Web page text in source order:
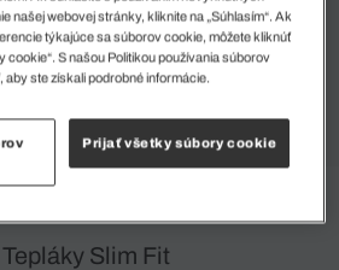
Slim Fit
našej webovej stránky, kliknite na „Súhlasím“. Ak
týkajúce sa súborov cookie, môžete kliknúť
cookie“. S našou Politikou používania súborov
ste získali podrobné informácie.
Prijať všetky súbory cookie